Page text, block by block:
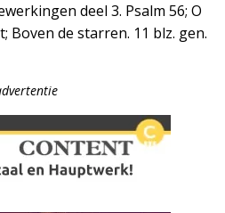
deel 3. Psalm 56; O
Boven de starren. 11 blz. gen.